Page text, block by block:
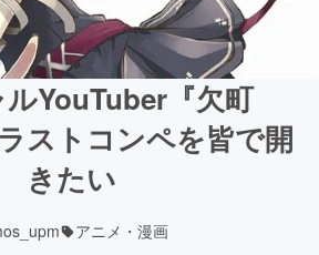
YouTuber『欠町
ストコンペを皆で開
きたい
アニメ・漫画